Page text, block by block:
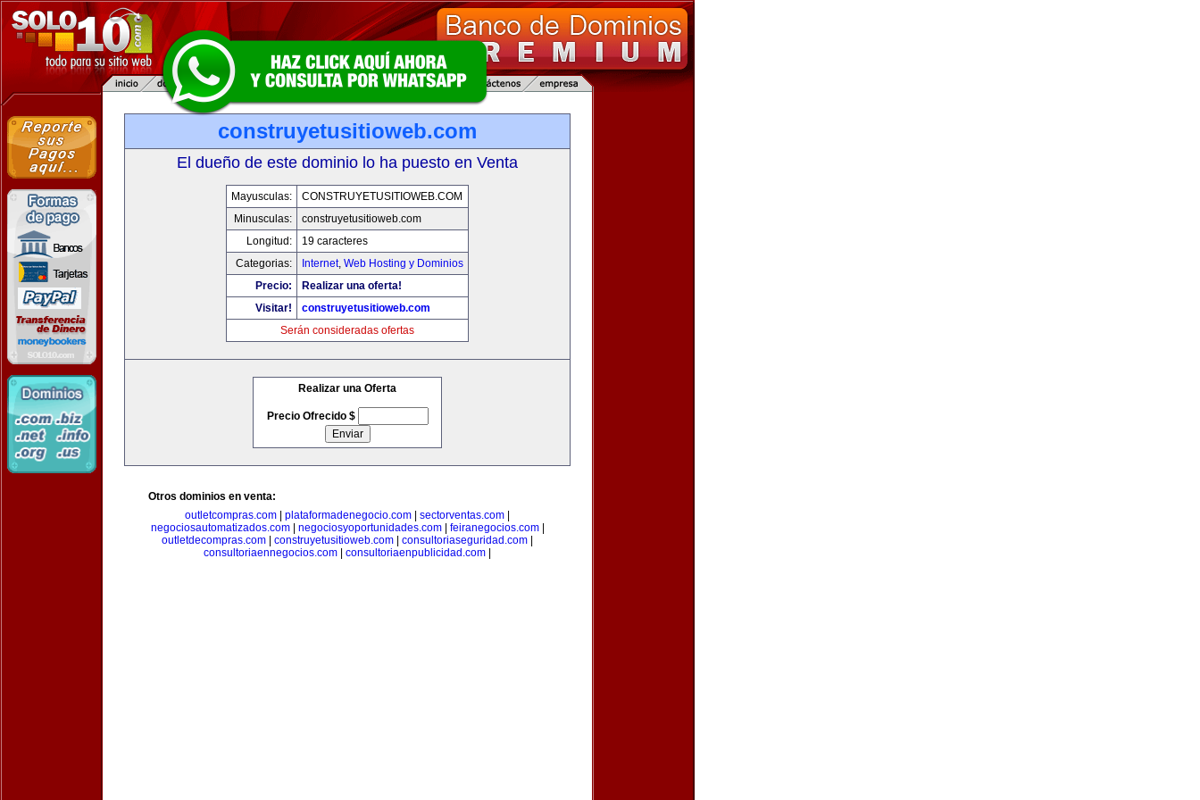
construyetusitioweb.com
El dueño de este dominio lo ha puesto en Venta
Mayusculas:
CONSTRUYETUSITIOWEB.COM
Minusculas:
construyetusitioweb.com
Longitud:
19 caracteres
Categorias:
Internet, Web Hosting y Dominios
Precio:
Realizar una oferta!
Visitar!
construyetusitioweb.com
Serán consideradas ofertas
Realizar una Oferta
Precio Ofrecido $
Otros dominios en venta:
outletcompras.com
plataformadenegocio.com sectorventas.com
negociosautomatizados.com| negociosyoportunidades.com| feiranegocios.com|
outletdecompras.com
construyetusitioweb.com consultoriaseguridad.com
consultoriaennegocios.com
consultoriaenpublicidad.com